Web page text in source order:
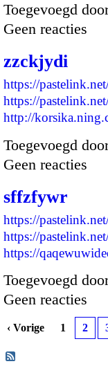
Toegevoegd
Geen reacties
zzckjydi
https://
https://
http://
Toegevoegd
Geen reacties
sffzfywr
https://
https://
https://
Toegevoegd
Geen reacties
‹ Vorige 1 2